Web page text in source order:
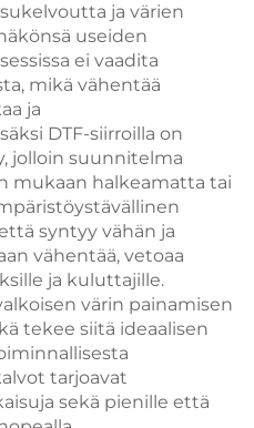
ja värien
useiden
ei vaadita
mikä vähentää
ja
DTF-siirroilla on
jolloin suunnitelma
mukaan halkeamatta tai
syntyy vähän ja
vähentää, vetoaa
ja kuluttajille.
värin painamisen
tekee siitä ideaalisen
tarjoavat
sekä pienille että